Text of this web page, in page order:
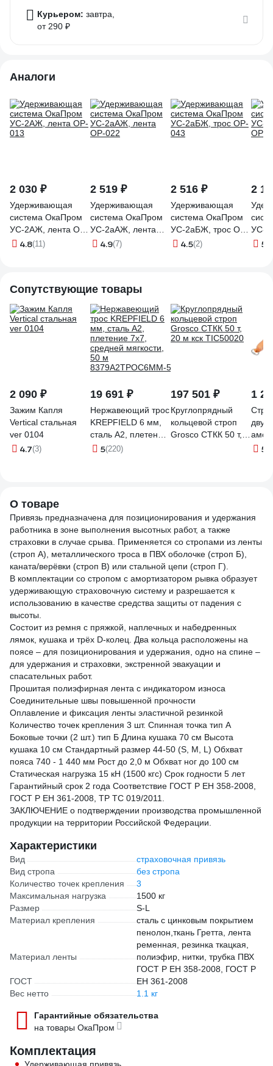
Курьером: завтра,
от 290 ₽
Аналоги
2 030 ₽
Удерживающая
система ОкаПром
УС-2АЖ, лента OP-
0134.8(11)
2 519 ₽
Удерживающая
система ОкаПром
УС-2аАЖ, лента
OP-022
4.9(7)
2 516 ₽
Удерживающая
система ОкаПром
УС-2аБЖ, трос OP-
0434.5(2)
2
УС-
OP-
5
Сопутствующие товары
2 090 ₽
Зажим Капля
Vertical стальная
ver 0104
4.7(3)
19 691 ₽
Нержавеющий трос
KREPFIELD 6 мм,
сталь А2, плетение
7x7, средней
5(220)
197 501 ₽
Круглопрядный
кольцевой строп
Grosco СТКК 50 т,
1
с 5
О товаре
Привязь предназначена для позиционирования и удержания
работника в зоне выполнения высотных работ, а также
страховки в случае срыва. Применяется со стропами из ленты
(строп А), металлического троса в ПВХ оболочке (строп Б),
каната/верёвки (строп В) или стальной цепи (строп Г).
В комплектации со стропом с амортизатором рывка образует
удерживающую страховочную систему и разрешается к
использованию в качестве средства защиты от падения с
высоты.
Состоит из ремня с пряжкой, наплечных и набедренных
лямок, кушака и трёх D-колец. Два кольца расположены на
поясе – для позиционирования и удержания, одно на спине –
для удержания и страховки, экстренной эвакуации и
спасательных работ.
Прошитая полиэфирная лента с индикатором износа
Соединительные швы повышенной прочности
Оплавление и фиксация ленты эластичной резинкой
Количество точек крепления 3 шт. Спинная точка тип А
Боковые точки (2 шт.) тип Б Длина кушака 70 см Высота
кушака 10 см Стандартный размер 44-50 (S, M, L) Обхват
пояса 740 - 1 440 мм Рост до 2,0 м Обхват ног до 100 см
Статическая нагрузка 15 кН (1500 кгс) Срок годности 5 лет
Гарантийный срок 2 года Соответствие ГОСТ Р ЕН 358-2008,
ГОСТ Р ЕН 361-2008, ТР ТС 019/2011.
ЗАКЛЮЧЕНИЕ о подтверждении производства промышленной
продукции на территории Российской Федерации.
Характеристики
Вид
страховочная привязь
Вид стропа
без стропа
Количество точек крепления
3
Максимальная нагрузка
1500 кг
Размер
S-L
Материал крепления
сталь с цинковым покрытием
Материал ленты
пенолон,ткань Гретта, лента
ременная, резинка ткацкая,
полиэфир, нитки, трубка ПВХ
ГОСТ
ГОСТ Р ЕН 358-2008, ГОСТ Р
ЕН 361-2008
Вес нетто
1.1 кг
Гарантийные обязательства
на товары ОкаПром
Комплектация